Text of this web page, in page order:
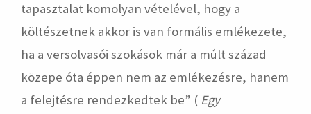
tapasztalat komolyan vételével, hogy a
költészetnek akkor is van formális emlékezete,
ha a versolvasói szokások már a múlt század
közepe óta éppen nem az emlékezésre, hanem
a felejtésre rendezkedtek be” ( Egy